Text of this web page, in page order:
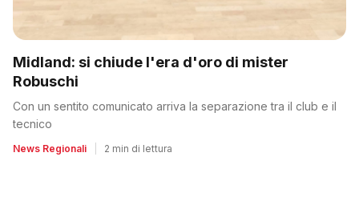
Midland: si chiude l'era d'oro di mister
Robuschi
Con un sentito comunicato arriva la separazione tra il club e il
tecnico
News Regionali 2 min di lettura